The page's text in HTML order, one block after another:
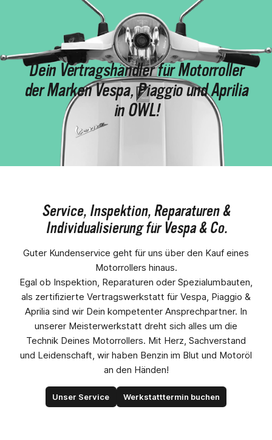
Dein Vertragshändler für Motorroller
der Marken Vespa, Piaggio und Aprilia
in OWL!
Service, Inspektion, Reparaturen &
Individualisierung für Vespa & Co.
Guter Kundenservice geht für uns über den Kauf eines
Motorrollers hinaus.
Egal ob Inspektion, Reparaturen oder Spezialumbauten,
als zertifizierte Vertragswerkstatt für Vespa, Piaggio &
Aprilia sind wir Dein kompetenter Ansprechpartner. In
unserer Meisterwerkstatt dreht sich alles um die
Technik Deines Motorrollers. Mit Herz, Sachverstand
und Leidenschaft, wir haben Benzin im Blut und Motoröl
an den Händen!
Unser Service Werkstatttermin buchen